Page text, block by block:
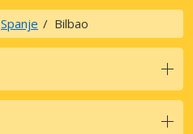
Spanje Bilbao